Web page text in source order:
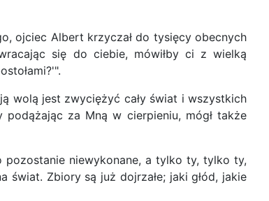
ojciec Albert krzyczał do tysięcy obecnych
się do ciebie, mówiłby ci z wielką
wolą jest zwyciężyć cały świat i wszystkich
za Mną w cierpieniu, mógł także
pozostanie niewykonane, a tylko ty, tylko ty,
Zbiory są już dojrzałe; jaki głód, jakie